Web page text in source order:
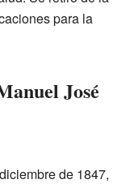
para la
José
de 1847,